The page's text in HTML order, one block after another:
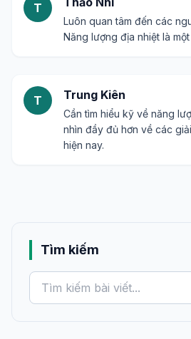
T
Luôn quan tâm đến các
Năng lượng địa nhiệt là
T Trung Kiên
Cần tìm hiểu kỹ về năng
nhìn đầy đủ hơn về các
hiện nay.
Tìm kiếm